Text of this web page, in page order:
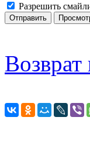
Разрешить
Возврат